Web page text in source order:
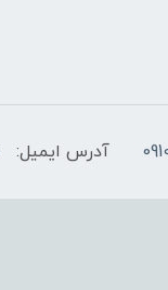
آدرس ایمیل: